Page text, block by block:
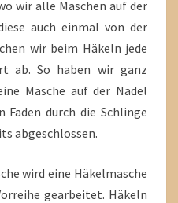
wir alle Maschen auf der
auch einmal von der
wir beim Häkeln jede
ab. So haben wir ganz
Masche auf der Nadel
Faden durch die Schlinge
abgeschlossen.
wird eine Häkelmasche
gearbeitet. Häkeln